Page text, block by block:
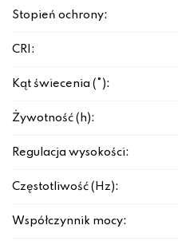
Stopień ochrony:
CRI:
Kąt świecenia (°):
Żywotność (h):
Regulacja wysokości:
Częstotliwość (Hz):
Współczynnik mocy: